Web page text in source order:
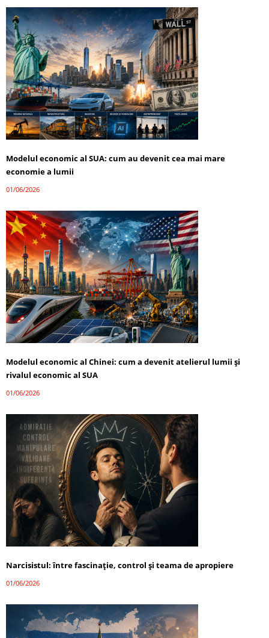
Modelul economic al SUA: cum au devenit cea mai mare
economie a lumii
01/06/2026
Modelul economic al Chinei: cum a devenit atelierul lumii și
rivalul economic al SUA
01/06/2026
Narcisistul: între fascinație, control și teama de apropiere
01/06/2026